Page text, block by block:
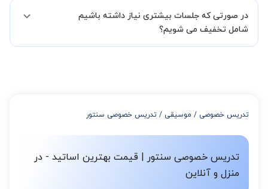
مدرس مشخص کند ابتدا باید جلسه اول کلاس درس شما با مدرس برگزار
شود تا با توجه به سطح شما و خواسته شما مدرس اعلام کنند که تقریبا
در صورتی که جلسات بیشتری نیاز داشته باشیم
شامل تخفیف می شویم؟
از 12 تا 15 جلسه: 7% تخفیف
تدریس خصوصی / موسیقی / تدریس خصوصی سنتور
تدریس خصوصی سنتور | قیمت بهترین اساتید - در
منزل و آنلاین